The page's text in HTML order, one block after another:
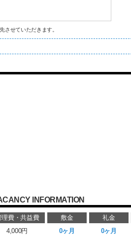
させていただきます。
INFORMATION
理費・共益費 敷金 礼金
4,000円 0ヶ月 0ヶ月